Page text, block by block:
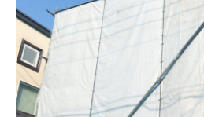
採用情報